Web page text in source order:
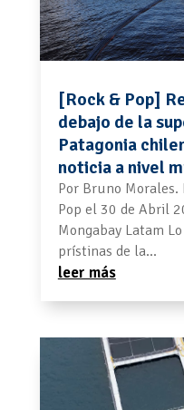
[Rock & Pop]
debajo de la
Patagonia
noticia a nivel
Por Bruno Morales.
Pop el 30 de Abril
Mongabay Latam
prístinas de la...
leer más